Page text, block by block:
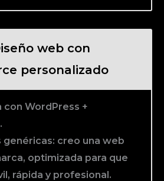
web con
personalizado
WordPress +
genéricas: creo una web
optimizada para que
rápida y profesional.